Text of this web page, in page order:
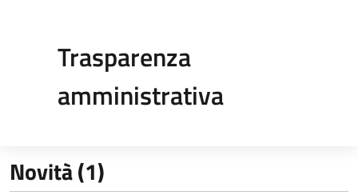
Trasparenza
amministrativa
Novità (1)